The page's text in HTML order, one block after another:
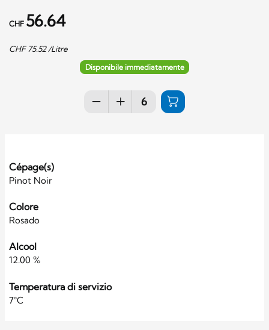
CHF 56.64
CHF 75.52/Litre
Disponibile immediatamente
Cépage(s)
Pinot Noir
Colore
Rosado
Alcool
12.00 %
Temperatura di servizio
7°C